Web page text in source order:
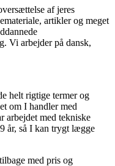
af jeres
artikler og meget
Vi arbejder på dansk,
helt rigtige termer og
om I handler med
arbejdet med tekniske
år, så I kan trygt lægge
med pris og